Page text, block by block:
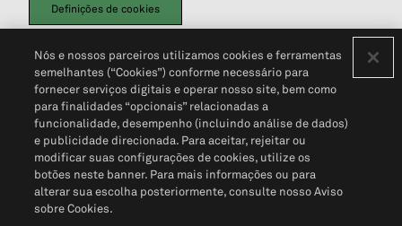
Definições de cookies
Política de PrivacidadePortal de privacidade do cliente (em inglês)
Não Venda Minhas Informações Pessoais© 2026 S&P Global
Nós e nossos parceiros utilizamos cookies e ferramentas
semelhantes (“Cookies”) conforme necessário para
fornecer serviços digitais e operar nosso site, bem como
para finalidades “opcionais” relacionadas a
funcionalidade, desempenho (incluindo análise de dados)
e publicidade direcionada. Para aceitar, rejeitar ou
modificar suas configurações de cookies, utilize os
botões neste banner. Para mais informações ou para
alterar sua escolha posteriormente, consulte nosso Aviso
sobre Cookies.